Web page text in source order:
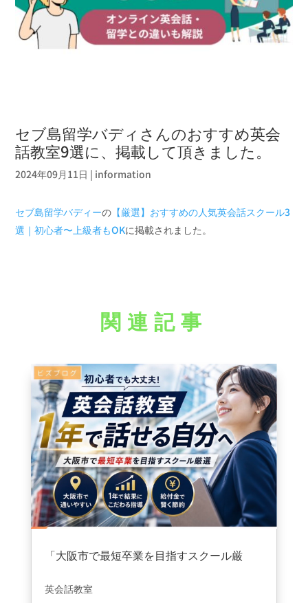
セブ島留学バディさんのおすすめ英会
話教室9選に、掲載して頂きました。
2024年09月11日 | information
セブ島留学バディーの 【厳選】おすすめの人気英会話スクール3
選｜初心者〜上級者もOKに掲載されました。
関連記事
「大阪市で最短卒業を目指すスクール厳
英会話教室